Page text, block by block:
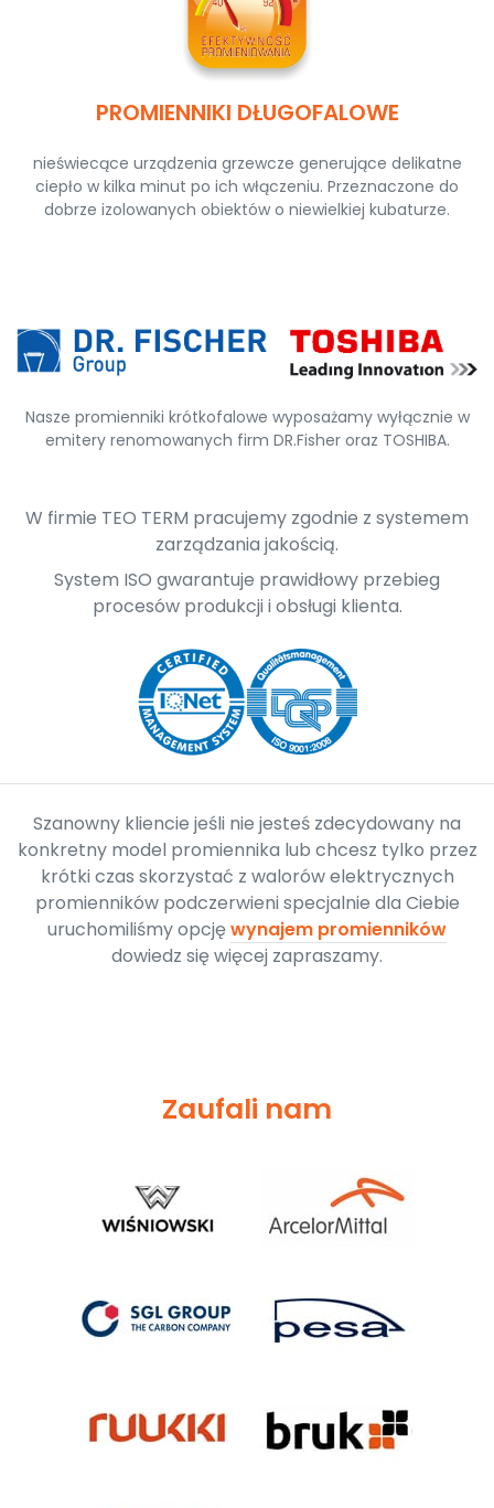
PROMIENNIKI DŁUGOFALOWE
nieświecące urządzenia grzewcze generujące delikatne
ciepło w kilka minut po ich włączeniu. Przeznaczone do
dobrze izolowanych obiektów o niewielkiej kubaturze.
Nasze promienniki krótkofalowe wyposażamy wyłącznie w
emitery renomowanych firm DR.Fisher oraz TOSHIBA.
W firmie TEO TERM pracujemy zgodnie z systemem
zarządzania jakością.
System ISO gwarantuje prawidłowy przebieg
procesów produkcji i obsługi klienta.
Szanowny kliencie jeśli nie jesteś zdecydowany na
konkretny model promiennika lub chcesz tylko przez
krótki czas skorzystać z walorów elektrycznych
promienników podczerwieni specjalnie dla Ciebie
uruchomiliśmy opcjęwynajem promienników
dowiedz się więcej zapraszamy.
Zaufali nam